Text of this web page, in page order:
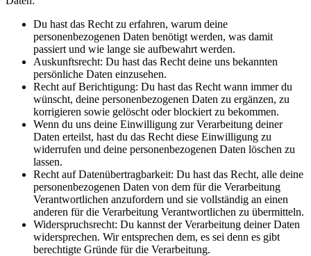
Du hast das Recht zu erfahren, warum deine
personenbezogenen Daten benötigt werden, was damit
passiert und wie lange sie aufbewahrt werden.
Auskunftsrecht: Du hast das Recht deine uns bekannten
persönliche Daten einzusehen.
Recht auf Berichtigung: Du hast das Recht wann immer du
wünscht, deine personenbezogenen Daten zu ergänzen, zu
korrigieren sowie gelöscht oder blockiert zu bekommen.
Wenn du uns deine Einwilligung zur Verarbeitung deiner
Daten erteilst, hast du das Recht diese Einwilligung zu
widerrufen und deine personenbezogenen Daten löschen zu
lassen.
Recht auf Datenübertragbarkeit: Du hast das Recht, alle deine
personenbezogenen Daten von dem für die Verarbeitung
Verantwortlichen anzufordern und sie vollständig an einen
anderen für die Verarbeitung Verantwortlichen zu übermitteln.
Widerspruchsrecht: Du kannst der Verarbeitung deiner Daten
widersprechen. Wir entsprechen dem, es sei denn es gibt
berechtigte Gründe für die Verarbeitung.